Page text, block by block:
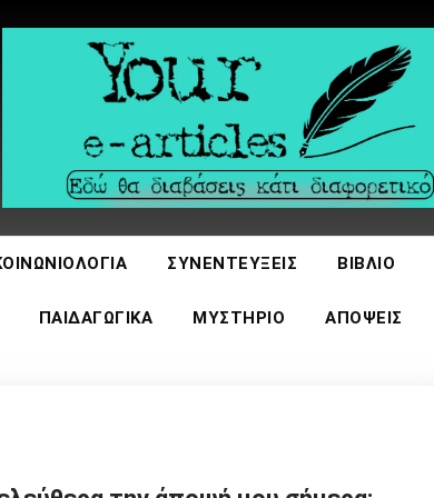
ΣΥΝΕΝΤΕΎΞΕΙΣ ΒΙΒΛΊΟ
ΠΑΙΔΑΓΩΓΙΚΆ ΜΥΣΤΉΡΙΟ ΑΠΌΨΕΙΣ